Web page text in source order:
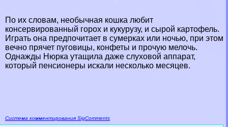
По их словам, необычная кошка любит
консервированный горох и кукурузу, и сырой картофель.
Играть она предпочитает в сумерках или ночью, при этом
вечно прячет пуговицы, конфеты и прочую мелочь.
Однажды Нюрка утащила даже слуховой аппарат,
который пенсионеры искали несколько месяцев.
Система комментирования SigComments